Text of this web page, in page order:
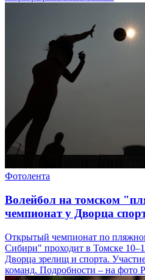
Фотолента
Волейбол на томском
чемпионат у Дворца
Открытый чемпионат по
Сибири" проходит в Томске
Дворца зрелищ и спорта.
команд. Подробности – на фото